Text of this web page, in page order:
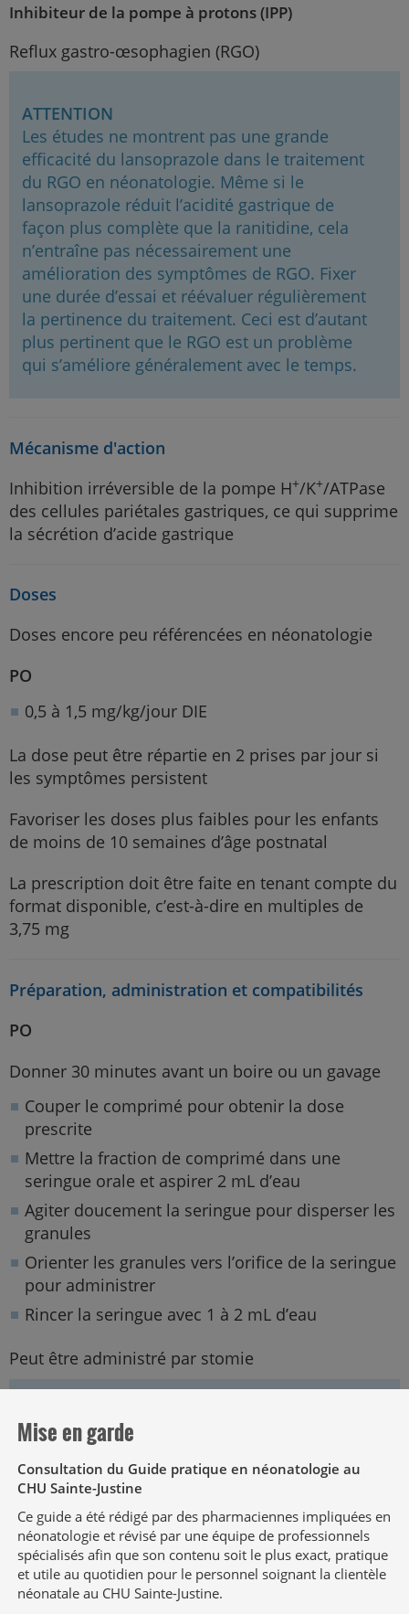
Inhibiteur de la pompe à protons (IPP)
Reflux gastro-œsophagien (RGO)
ATTENTION
Les études ne montrent pas une grande
efficacité du lansoprazole dans le traitement
du RGO en néonatologie. Même si le
lansoprazole réduit l’acidité gastrique de
façon plus complète que la ranitidine, cela
n’entraîne pas nécessairement une
amélioration des symptômes de RGO. Fixer
une durée d’essai et réévaluer régulièrement
la pertinence du traitement. Ceci est d’autant
plus pertinent que le RGO est un problème
qui s’améliore généralement avec le temps.
Mécanisme d'action
Inhibition irréversible de la pompe H+/K+/ATPase
des cellules pariétales gastriques, ce qui supprime
la sécrétion d’acide gastrique
Doses
Doses encore peu référencées en néonatologie
PO
0,5 à 1,5 mg/kg/jour DIE
La dose peut être répartie en 2 prises par jour si
les symptômes persistent
Favoriser les doses plus faibles pour les enfants
de moins de 10 semaines d’âge postnatal
La prescription doit être faite en tenant compte du
format disponible, c’est-à-dire en multiples de
3,75 mg
Préparation, administration et compatibilités
PO
Donner 30 minutes avant un boire ou un gavage
Couper le comprimé pour obtenir la dose
prescrite
Mettre la fraction de comprimé dans une
seringue orale et aspirer 2 mL d’eau
Agiter doucement la seringue pour disperser les
granules
Orienter les granules vers l’orifice de la seringue
pour administrer
Rincer la seringue avec 1 à 2 mL d’eau
Peut être administré par stomie
ATTENTION
Peut être administré par tube nasogastrique
de taille8 French ou plus seulement
(occlusion possible du tube; éviter chez les
patients dont le tube ne peut être remplacé
facilement)
Mise en garde
Consultation du Guide pratique en néonatologie au
CHU Sainte-Justine
Ce guide a été rédigé par des pharmaciennes impliquées en
néonatologie et révisé par une équipe de professionnels
spécialisés afin que son contenu soit le plus exact, pratique
et utile au quotidien pour le personnel soignant la clientèle
néonatale au CHU Sainte-Justine.